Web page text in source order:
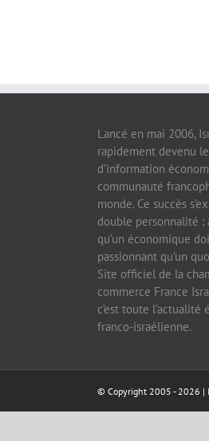
Lancé en mai 2006,
rapidement devenu
d’information
communauté
monde. Ce succès
double personnalité :
qu’un économique
passionnant qu’un
Site officiel de la
commerce France
c’est toute l’actualité
franco-israélienne.
© Copyright 2005 -2026 |